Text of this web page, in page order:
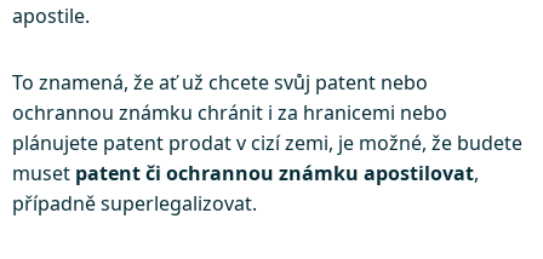
apostile.
To znamená, že ať už chcete svůj patent nebo
ochrannou známku chránit i za hranicemi nebo
plánujete patent prodat v cizí zemi, je možné, že budete
muset patent či ochrannou známku apostilovat,
případně superlegalizovat.